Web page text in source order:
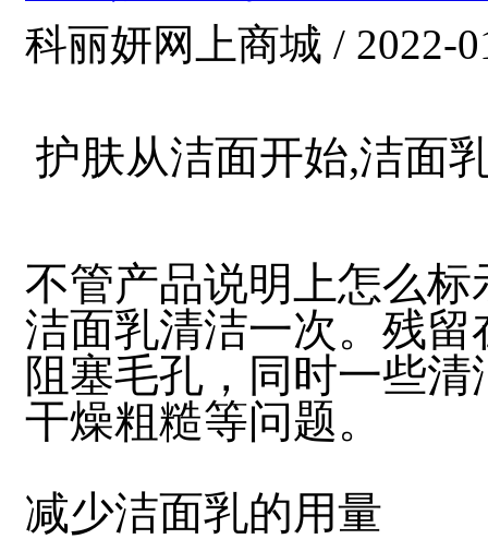
科丽妍网上商城 / 2022-
护肤从洁面开始,洁面
不管产品说明上怎么
洁面乳清洁一次。残
阻塞毛孔，同时一些
干燥粗糙等问题。
减少洁面乳的用量